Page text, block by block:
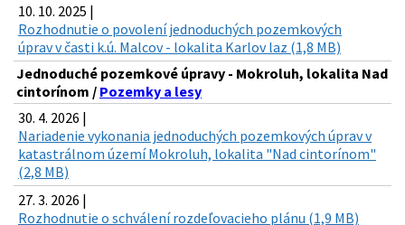
10. 10. 2025 |
Rozhodnutie o povolení jednoduchých pozemkových
úprav v časti k.ú. Malcov - lokalita Karlov laz (1,8 MB)
Jednoduché pozemkové úpravy - Mokroluh, lokalita Nad
cintorínom / Pozemky a lesy
30. 4. 2026 |
Nariadenie vykonania jednoduchých pozemkových úprav v
katastrálnom území Mokroluh, lokalita "Nad cintorínom"
(2,8 MB)
27. 3. 2026 |
Rozhodnutie o schválení rozdeľovacieho plánu (1,9 MB)